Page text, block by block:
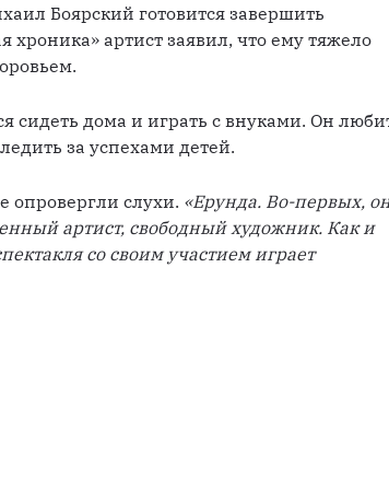
Боярский готовится завершить
хроника» артист заявил, что ему тяжело
сидеть дома и играть с внуками. Он
за успехами детей.
опровергли слухи. «Ерунда. Во-первых,
артист, свободный художник. Как и
со своим участием играет